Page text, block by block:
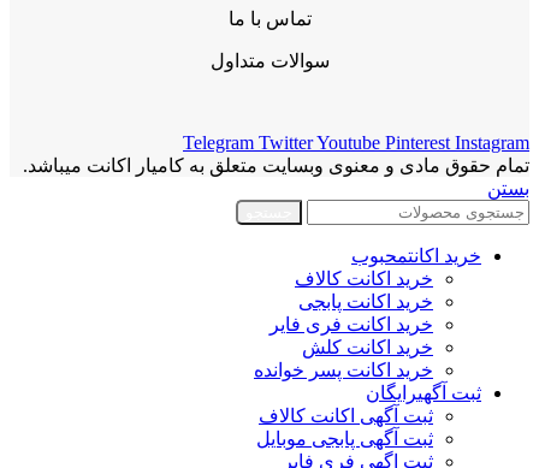
تماس با ما
سوالات متداول
Telegram TwitterYoutube Pinterest Instagram
تمام حقوق مادی و معنوی وبسایت متعلق به کامیار اکانت میباشد.
بستن
خرید اکانتمحبوب
خرید اکانت کالاف
خرید اکانت پابجی
خرید اکانت فری فایر
خرید اکانت کلش
خرید اکانت پسر خوانده
ثبت آگهیرایگان
ثبت آگهی اکانت کالاف
ثبت آگهی پابجی موبایل
ثبت اگهی فری فایر